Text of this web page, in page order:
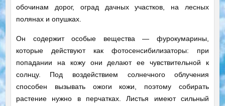
обочинам дорог, оград дачных участков, на лесных
полянах и опушках.
Он содержит особые вещества — фурокумарины,
которые действуют как фотосенсибилизаторы: при
попадании на кожу они делают ее чувствительной к
солнцу. Под воздействием солнечного облучения
способен вызывать ожоги кожи, поэтому собирать
растение нужно в перчатках. Листья имеют сильный